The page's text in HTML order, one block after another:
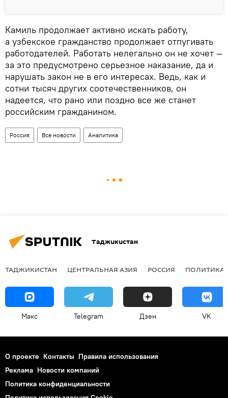
Камиль продолжает активно искать работу,
а узбекское гражданство продолжает отпугивать
работодателей. Работать нелегально он не хочет —
за это предусмотрено серьезное наказание, да и
нарушать закон не в его интересах. Ведь, как и
сотни тысяч других соотечественников, он
надеется, что рано или поздно все же станет
российским гражданином.
Россия Все новости Аналитика
Таджикистан
ТАДЖИКИСТАН ЦЕНТРАЛЬНАЯ АЗИЯ РОССИЯ ПОЛИТИКА
Макс Telegram Дзен VK
О проекте Контакты Правила использования
Реклама Новости компаний
Политика конфиденциальности